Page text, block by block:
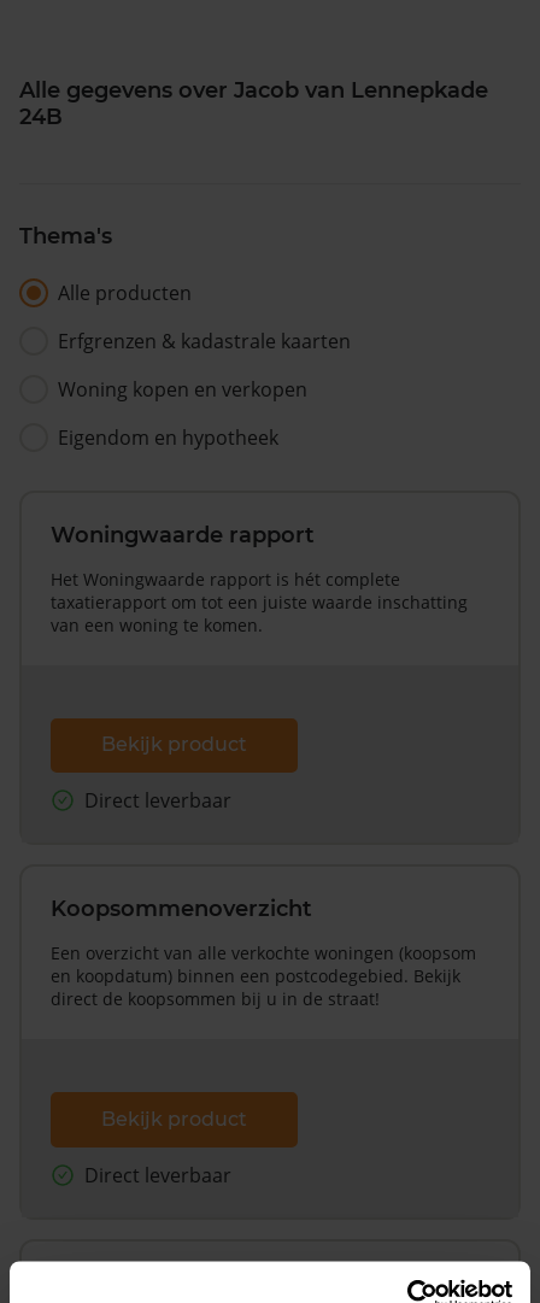
Alle gegevens over Jacob van Lennepkade
24B
Thema's
Alle producten
Erfgrenzen & kadastrale kaarten
Woning kopen en verkopen
Eigendom en hypotheek
Woningwaarde rapport
Het Woningwaarde rapport is hét complete
taxatierapport om tot een juiste waarde inschatting
van een woning te komen.
Bekijk product
Direct leverbaar
Koopsommenoverzicht
Een overzicht van alle verkochte woningen (koopsom
en koopdatum) binnen een postcodegebied. Bekijk
direct de koopsommen bij u in de straat!
Bekijk product
Direct leverbaar
Koopsommenoverzicht (1 jaar gratis